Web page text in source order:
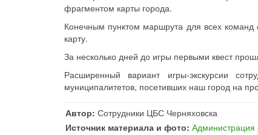
фрагментом карты города.
Конечным пунктом маршрута для всех команд
карту.
За несколько дней до игры первыми квест
Расширенный вариант игры-экскурсии
муниципалитетов, посетивших наш город на
Автор: Сотрудники ЦБС Черняховска
Источник материала и фото: Администрация